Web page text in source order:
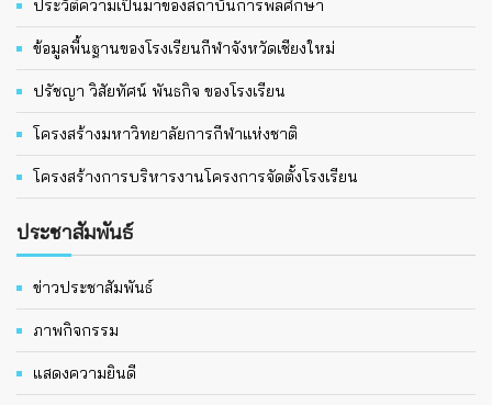
ประวัติความเป็นมาของสถาบันการพลศึกษา
ข้อมูลพื้นฐานของโรงเรียนกีฬาจังหวัดเชียงใหม่
ปรัชญา วิสัยทัศน์ พันธกิจ ของโรงเรียน
โครงสร้างมหาวิทยาลัยการกีฬาแห่งชาติ
โครงสร้างการบริหารงานโครงการจัดตั้งโรงเรียน
ประชาสัมพันธ์
ข่าวประชาสัมพันธ์
ภาพกิจกรรม
แสดงความยินดี